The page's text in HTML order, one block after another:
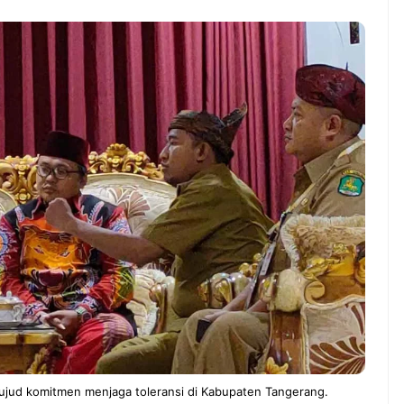
komitmen menjaga toleransi di Kabupaten Tangerang.
TNG– Pernah gak sih
mulai ngerjain sesuatu cuma
iseng-iseng, eh ternyata malah
peluang bisnis yang
...
Dari Iseng Jadi Cuan: Kisah
TUM_ATUL yang Ubah
Hampers Jadi Bisnis Kece
NEWS TNG– Siapa
kenal dengan kelezatan
Jepang? Kuliner dari
sakura ini memang sudah
mendunia dan punya ...
7 Menu
Restora
n
Jepang
yang
Wajib
Dicoba,
Bukan
Cuma
Sushi!